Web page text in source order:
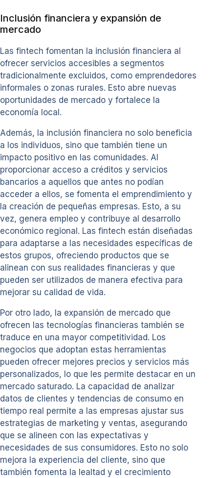
Inclusión financiera y expansión de
mercado
Las fintech fomentan la inclusión financiera al
ofrecer servicios accesibles a segmentos
tradicionalmente excluidos, como emprendedores
informales o zonas rurales. Esto abre nuevas
oportunidades de mercado y fortalece la
economía local.
Además, la inclusión financiera no solo beneficia
a los individuos, sino que también tiene un
impacto positivo en las comunidades. Al
proporcionar acceso a créditos y servicios
bancarios a aquellos que antes no podían
acceder a ellos, se fomenta el emprendimiento y
la creación de pequeñas empresas. Esto, a su
vez, genera empleo y contribuye al desarrollo
económico regional. Las fintech están diseñadas
para adaptarse a las necesidades específicas de
estos grupos, ofreciendo productos que se
alinean con sus realidades financieras y que
pueden ser utilizados de manera efectiva para
mejorar su calidad de vida.
Por otro lado, la expansión de mercado que
ofrecen las tecnologías financieras también se
traduce en una mayor competitividad. Los
negocios que adoptan estas herramientas
pueden ofrecer mejores precios y servicios más
personalizados, lo que les permite destacar en un
mercado saturado. La capacidad de analizar
datos de clientes y tendencias de consumo en
tiempo real permite a las empresas ajustar sus
estrategias de marketing y ventas, asegurando
que se alineen con las expectativas y
necesidades de sus consumidores. Esto no solo
mejora la experiencia del cliente, sino que
también fomenta la lealtad y el crecimiento